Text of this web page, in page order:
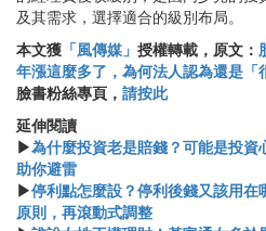
及其需求，選擇適合的級別布局。
本文獲 「風傳媒」 授權轉載，原文：
年漲這麼多了，為何法人認為還是「
臉書粉絲專頁， 請按此
延伸閱讀
▶為什麼投資老是賠錢？可能是投
助你避雷
▶停利點怎麼設？停利後錢又該用
原則，再滾動式調整